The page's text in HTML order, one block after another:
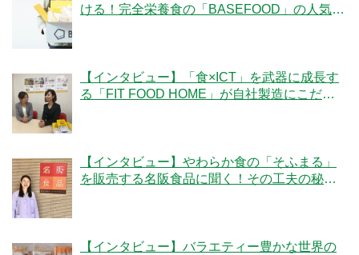
ける！完全栄養食の「BASEFOOD」の人気の
【インタビュー】「食×ICT」を武器に成長す
る「FIT FOOD HOME」が自社製造にこだわ
【インタビュー】やわらか食の「そふまる」
を販売する名阪食品に聞く！その工夫の秘密
【インタビュー】バラエティー豊かな世界の